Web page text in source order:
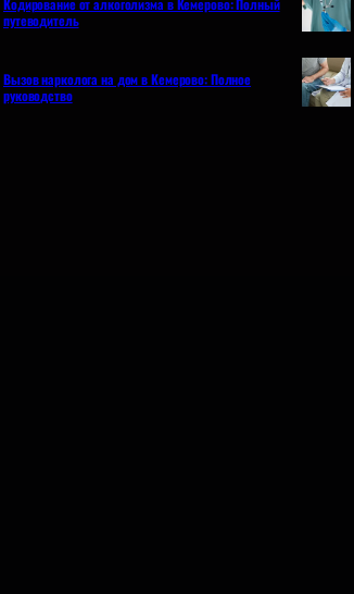
Кодирование от алкоголизма в Кемерово: Полный
путеводитель
Вызов нарколога на дом в Кемерово: Полное
руководство